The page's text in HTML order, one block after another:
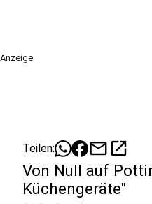
Anzeige
Teilen: mailopen_in_new
Von Null auf
Küchengeräte"